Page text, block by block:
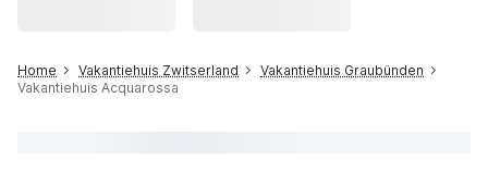
Home Vakantiehuis Zwitserland
Vakantiehuis Graubünden
Vakantiehuis Acquarossa